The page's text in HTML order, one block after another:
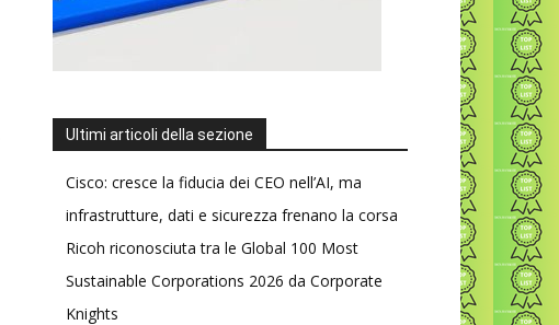
Ultimi articoli della sezione
Cisco: cresce la fiducia dei CEO nell’AI, ma
infrastrutture, dati e sicurezza frenano la corsa
Ricoh riconosciuta tra le Global 100 Most
Sustainable Corporations 2026 da Corporate
Knights